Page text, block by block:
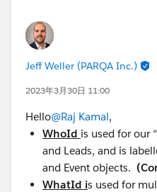
Jeff Weller (PARQA Inc.)
2023年3月30日 11:00
Hello@Raj Kamal,
WhoId is used for our
and Leads, and is
and Event objects.
WhatId is used for